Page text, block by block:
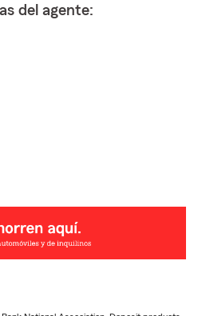
del agente: